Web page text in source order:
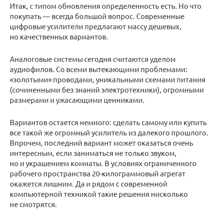
Итак, с типом обновления определенность есть. Но что
покупать — всегда большой вопрос. Современные
цифровые усилители предлагают массу дешевых,
но качественных вариантов.
Аналоговые системы сегодня считаются уделом
аудиофилов. Со всеми вытекающими проблемами:
«золотыми» проводами, уникальными схемами питания
(сочиненными без знаний электротехники), огромными
размерами и ужасающими ценниками.
Вариантов остается немного: сделать самому или купить
все такой же огромный усилитель из далекого прошлого.
Впрочем, последний вариант может оказаться очень
интересным, если заниматься не только звуком,
но и украшением комнаты. В условиях ограниченного
рабочего пространства 20-килограммовый агрегат
окажется лишним. Да и рядом с современной
компьютерной техникой такие решения нисколько
не смотрятся.